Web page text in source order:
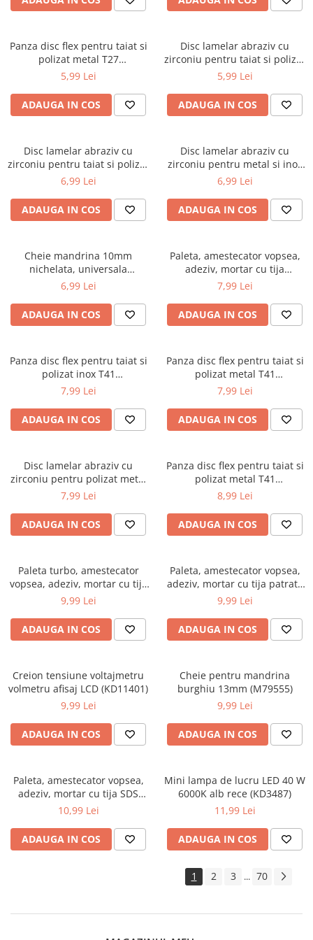
Motoare electrice
Pistoale termice
De banc
Polizor mini
Pompe
PPR lipire taiere
Redresoare/robot pornire/starter
Stabilizatoare curent AVR
Strung lemn electric
Sudura / taiere
Accesorii / consumabile sudura
Masca de sudura
Sursa lumina
UPS Sursa curent
Vibrator beton
Reparat caroserie
Aerisit schimbat lichid
Bercuit conducte
Trusa completa
Pistol impact
Pistol electric
Pistol pneumatic
Polish auto
Scaune mese organizatoare atelier
Scule hidraulice
Accesorii/piese hidraulice
Macarale
Suport motor
Testere / masuratoare
Traversa echilibrare / adaptor
Truse diverse consumabile
rulmenti/bucse/articulatii/butuci
Reparat caroserie
Filetare Reparatie filete / anvelope
Reparatie anvelope
Masurat
Cu reglare in cruce
Menghina fixare
Montat panouri rigips OSB
Pistoale pentru silicon
Scule pentru gresat
Scule pentru lemn
Surubelnite
Truse scule
Ventuze
Panza disc flex pentru taiat si
polizat metal T27
125x6.0x22mm DISGX16
5,99 Lei
ADAUGA IN COS
Disc lamelar abraziv cu
zirconiu pentru taiat si polizat
metal si inox P120, 115mm
5,99 Lei
ADAUGA IN COS
Disc lamelar abraziv cu
zirconiu pentru taiat si polizat
metal, inox P120, 125mm
6,99 Lei
ADAUGA IN COS
Disc lamelar abraziv cu
zirconiu pentru metal si inox
P60, 115mm DISGX93
6,99 Lei
ADAUGA IN COS
Cheie mandrina 10mm
nichelata, universala
(ZM0094)
6,99 Lei
ADAUGA IN COS
Paleta, amestecator vopsea,
adeziv, mortar cu tija
hexagonala 400x60x8mm
7,99 Lei
ADAUGA IN COS
Panza disc flex pentru taiat si
polizat inox T41
230x2.0x22mm DISGX07
7,99 Lei
ADAUGA IN COS
Panza disc flex pentru taiat si
polizat metal T41
230x2.5x22mm DISGX05
7,99 Lei
ADAUGA IN COS
Disc lamelar abraziv cu
zirconiu pentru polizat metal
inox P60, 125mm DISGX18
7,99 Lei
ADAUGA IN COS
Panza disc flex pentru taiat si
polizat metal T41
230x3.0x22mm DISGX06
8,99 Lei
ADAUGA IN COS
Paleta turbo, amestecator
vopsea, adeziv, mortar cu tija
hexagonala 400x80x8mm
9,99 Lei
ADAUGA IN COS
Paleta, amestecator vopsea,
adeziv, mortar cu tija patrata
400x80x8mm DISPZ42
9,99 Lei
ADAUGA IN COS
Creion tensiune voltajmetru
volmetru afisaj LCD (KD11401)
9,99 Lei
ADAUGA IN COS
Cheie pentru mandrina
burghiu 13mm (M79555)
9,99 Lei
ADAUGA IN COS
Paleta, amestecator vopsea,
adeziv, mortar cu tija SDS
400x80x10mm DISPZ50
10,99 Lei
ADAUGA IN COS
Mini lampa de lucru LED 40 W
6000K alb rece (KD3487)
11,99 Lei
ADAUGA IN COS
1 2 3 ... 70